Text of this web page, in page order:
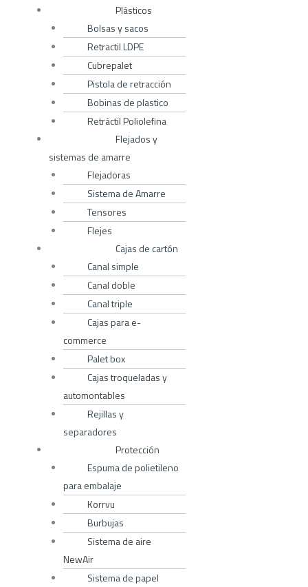
Plásticos
Bolsas y sacos
Retractil LDPE
Cubrepalet
Pistola de retracción
Bobinas de plastico
Retráctil Poliolefina
Flejados y
sistemas de amarre
Flejadoras
Sistema de Amarre
Tensores
Flejes
Cajas de cartón
Canal simple
Canal doble
Canal triple
Cajas para e-
commerce
Palet box
Cajas troqueladas y
automontables
Rejillas y
separadores
Protección
Espuma de polietileno
para embalaje
Korrvu
Burbujas
Sistema de aire
NewAir
Sistema de papel